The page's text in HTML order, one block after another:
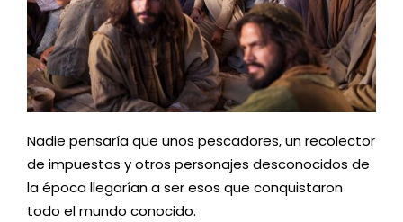
Nadie pensaría que unos pescadores, un recolector
de impuestos y otros personajes desconocidos de
la época llegarían a ser esos que conquistaron
todo el mundo conocido.